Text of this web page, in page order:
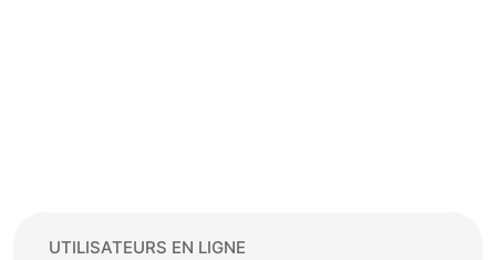
UTILISATEURS EN LIGNE